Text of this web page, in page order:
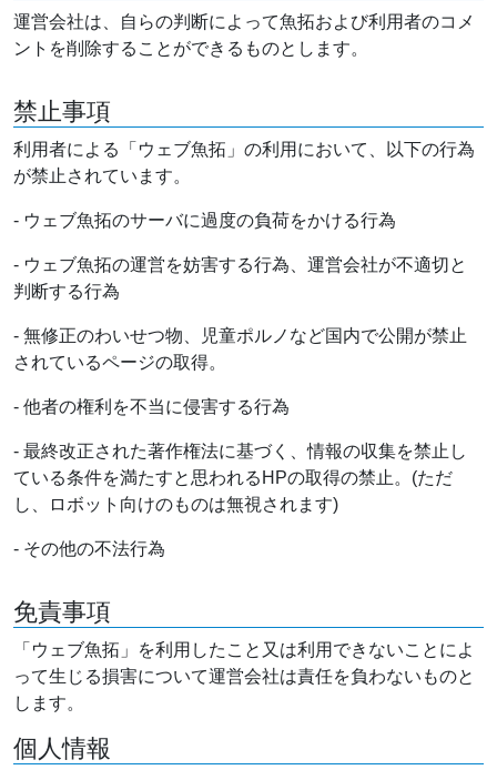
運営会社は、自らの判断によって魚拓および利用者のコメ
ントを削除することができるものとします。
禁止事項
利用者による「ウェブ魚拓」の利用において、以下の行為
が禁止されています。
- ウェブ魚拓のサーバに過度の負荷をかける行為
- ウェブ魚拓の運営を妨害する行為、運営会社が不適切と
判断する行為
- 無修正のわいせつ物、児童ポルノなど国内で公開が禁止
されているページの取得。
- 他者の権利を不当に侵害する行為
- 最終改正された著作権法に基づく、情報の収集を禁止し
ている条件を満たすと思われるHPの取得の禁止。(ただ
し、ロボット向けのものは無視されます)
- その他の不法行為
免責事項
「ウェブ魚拓」を利用したこと又は利用できないことによ
って生じる損害について運営会社は責任を負わないものと
します。
個人情報